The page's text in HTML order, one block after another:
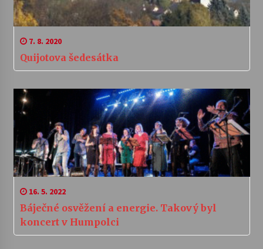
7. 8. 2020
Quijotova šedesátka
16. 5. 2022
Báječné osvěžení a energie. Takový byl
koncert v Humpolci